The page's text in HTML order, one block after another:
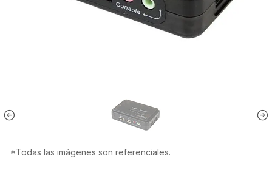
*Todas las imágenes son referenciales.